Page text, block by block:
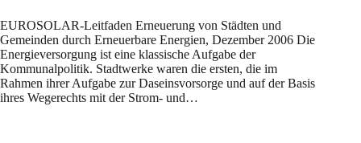
EUROSOLAR-Leitfaden Erneuerung von Städten und
Gemeinden durch Erneuerbare Energien, Dezember 2006 Die
Energieversorgung ist eine klassische Aufgabe der
Kommunalpolitik. Stadtwerke waren die ersten, die im
Rahmen ihrer Aufgabe zur Daseinsvorsorge und auf der Basis
ihres Wegerechts mit der Strom- und…